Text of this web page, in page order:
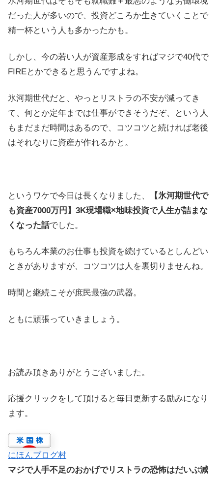
だった人が多いので、投資どころか生きていくことで
精一杯という人も多かったかも。
しかし、今の若い人が資産形成をすればマジで40代で
FIREとかできると思うんですよね。
氷河期世代だと、やっとリストラの不安が減ってき
て、何とか定年までは仕事ができそうだぞ、という人
もまだまだ時間はあるので、コツコツと続ければ老後
はそれなりに資産が作れるかと。
というワケで今日は長くなりました、
【氷河期世代で
も資産7000万円】3K現場職×地味投資で人生が詰まな
くなった話でした。
もちろん本業のお仕事も投資を続けているとしんどい
ときがありますが、コツコツは人を裏切りませんね。
時間と継続こそが庶民最強の武器。
ともに頑張っていきましょう。
お読み頂きありがとうございました。
応援クリックをして頂けると毎日更新する励みになり
ます。
にほんブログ村
マジで人手不足のおかげでリストラの恐怖はだいぶ減